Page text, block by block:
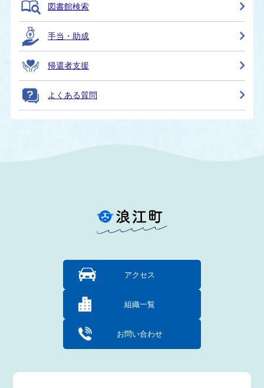
図書館検索
手当・助成
帰還者支援
よくある質問
アクセス
組織一覧
お問い合わせ